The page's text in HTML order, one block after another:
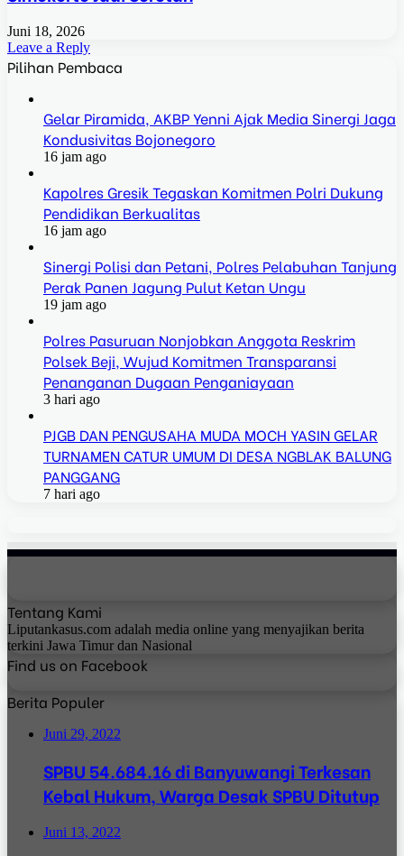
Juni 18, 2026
Leave a Reply
Pilihan Pembaca
Gelar Piramida, AKBP Yenni Ajak Media Sinergi Jaga
Kondusivitas Bojonegoro
16 jam ago
Kapolres Gresik Tegaskan Komitmen Polri Dukung
Pendidikan Berkualitas
16 jam ago
Sinergi Polisi dan Petani, Polres Pelabuhan Tanjung
Perak Panen Jagung Pulut Ketan Ungu
19 jam ago
Polres Pasuruan Nonjobkan Anggota Reskrim
Polsek Beji, Wujud Komitmen Transparansi
Penanganan Dugaan Penganiayaan
3 hari ago
PJGB DAN PENGUSAHA MUDA MOCH YASIN GELAR
TURNAMEN CATUR UMUM DI DESA NGBLAK BALUNG
PANGGANG
7 hari ago
Tentang Kami
Liputankasus.com adalah media online yang menyajikan berita
terkini Jawa Timur dan Nasional
Find us on Facebook
Berita Populer
Juni 29, 2022
SPBU 54.684.16 di Banyuwangi Terkesan
Kebal Hukum, Warga Desak SPBU Ditutup
Juni 13, 2022